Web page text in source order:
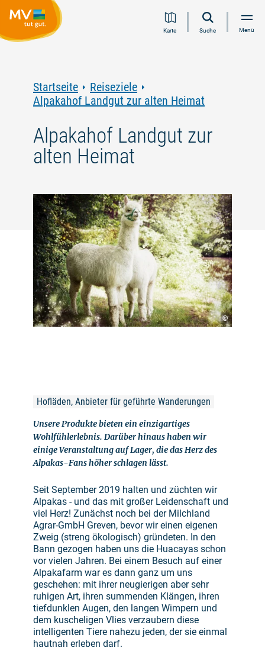
Inhalt
Navigation
Volltextsuche
FooterKarte Suche Menü
Startseite
Reiseziele
Alpakahof Landgut zur alten Heimat
Alpakahof Landgut zur
alten Heimat
©
Hofläden, Anbieter für geführte Wanderungen
Unsere Produkte bieten ein einzigartiges
Wohlfühlerlebnis. Darüber hinaus haben wir
einige Veranstaltung auf Lager, die das Herz des
Alpakas-Fans höher schlagen lässt.
Seit September 2019 halten und züchten wir
Alpakas - und das mit großer Leidenschaft und
viel Herz! Zunächst noch bei der Milchland
Agrar-GmbH Greven, bevor wir einen eigenen
Zweig (streng ökologisch) gründeten. In den
Bann gezogen haben uns die Huacayas schon
vor vielen Jahren. Bei einem Besuch auf einer
Alpakafarm war es dann ganz um uns
geschehen: mit ihrer neugierigen aber sehr
ruhigen Art, ihren summenden Klängen, ihren
tiefdunklen Augen, den langen Wimpern und
dem kuscheligen Vlies verzaubern diese
intelligenten Tiere nahezu jeden, der sie einmal
hautnah erleben darf.